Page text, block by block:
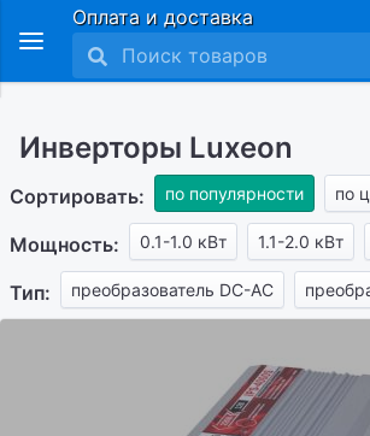
Оплата и доставка
Инверторы Luxeon
Сортировать: по популярности по
Мощность: 0.1-1.0 кВт 1.1-2.0 кВт
Тип: преобразователь DC-AC